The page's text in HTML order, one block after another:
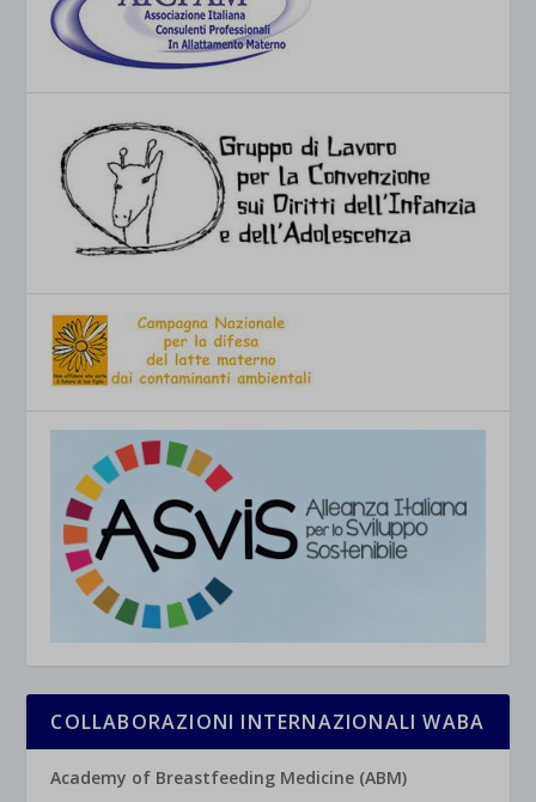
COLLABORAZIONI INTERNAZIONALI WABA
Academy of Breastfeeding Medicine (ABM)